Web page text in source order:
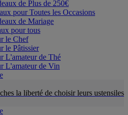
de Plus de 250€
pour Toutes les Occasions
de Mariage
pour tous
le Chef
le Pâtissier
L'amateur de Thé
L'amateur de Vin
la liberté de choisir leurs ustensiles